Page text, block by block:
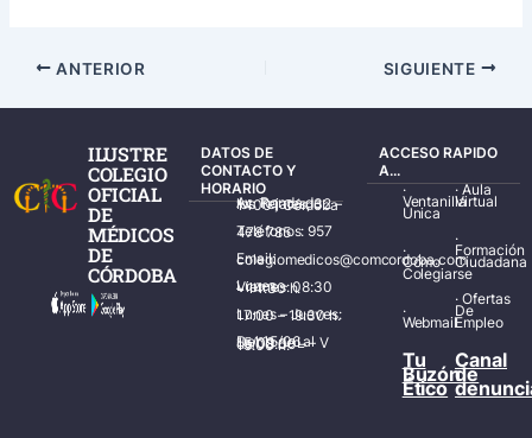
ANTERIOR SIGUIENTE
ILUSTRE
COLEGIO
OFICIAL
DE
MÉDICOS
DE
CÓRDOBA
DATOS DE
CONTACTO Y
HORARIO
Av. Ronda de los Tejares, 32 – 14001 Córdoba
Teléfonos: 957 478 785
Email: colegiomedicos@comcordoba.com
Lunes – Viernes: 08:30 – 14:30 h.
Lunes – Jueves: 17:00 – 19:30 h.
Del 15/06 al 15/09 de L – V de 08:00 – 15:00 h.
ACCESO RAPIDO
A...
·
Ventanilla
Única
·
Cómo
Colegiarse
·
Webmail
·Aula
Virtual
·
Formación
Ciudadana
·Ofertas
De
Empleo
Tu
Buzón
Ético
Canal
de